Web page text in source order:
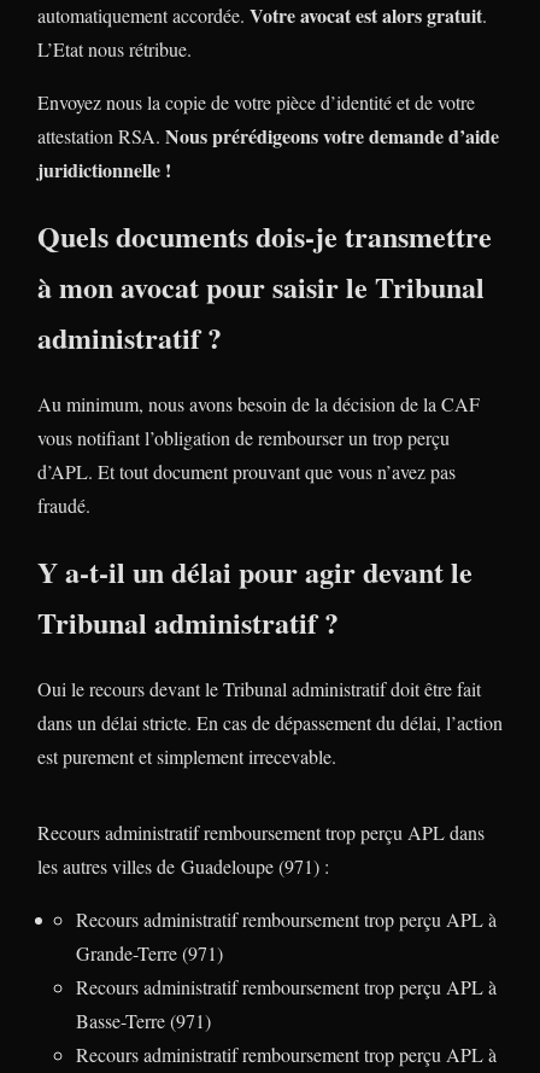
automatiquement accordée. Votre avocat est alors gratuit.
L’Etat nous rétribue.
Envoyez nous la copie de votre pièce d’identité et de votre
attestation RSA. Nous prérédigeons votre demande d’aide
juridictionnelle !
Quels documents dois-je transmettre
à mon avocat pour saisir le Tribunal
administratif ?
Au minimum, nous avons besoin de la décision de la CAF
vous notifiant l’obligation de rembourser un trop perçu
d’APL. Et tout document prouvant que vous n’avez pas
fraudé.
Y a-t-il un délai pour agir devant le
Tribunal administratif ?
Oui le recours devant le Tribunal administratif doit être fait
dans un délai stricte. En cas de dépassement du délai, l’action
est purement et simplement irrecevable.
Recours administratif remboursement trop perçu APL dans
les autres villes de Guadeloupe (971) :
Recours administratif remboursement trop perçu APL à
Grande-Terre (971)
Recours administratif remboursement trop perçu APL à
Basse-Terre (971)
Recours administratif remboursement trop perçu APL à